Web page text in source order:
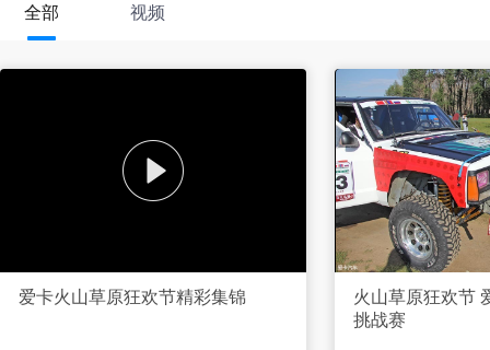
全部 视频
爱卡火山草原狂欢节精彩集锦
火山草原狂欢节
挑战赛